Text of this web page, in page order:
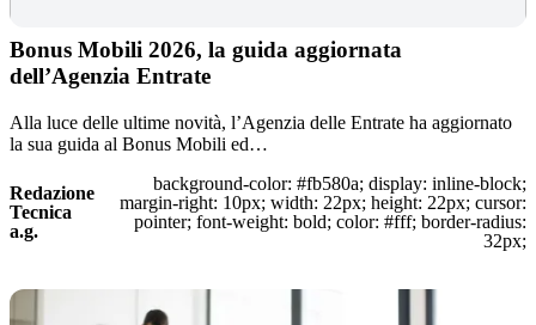
Bonus Mobili 2026, la guida aggiornata
dell’Agenzia Entrate
Alla luce delle ultime novità, l’Agenzia delle Entrate ha aggiornato
la sua guida al Bonus Mobili ed…
Redazione
Tecnica
a.g.
background-color: #fb580a; display: inline-block;
margin-right: 10px; width: 22px; height: 22px; cursor:
pointer; font-weight: bold; color: #fff; border-radius:
32px;